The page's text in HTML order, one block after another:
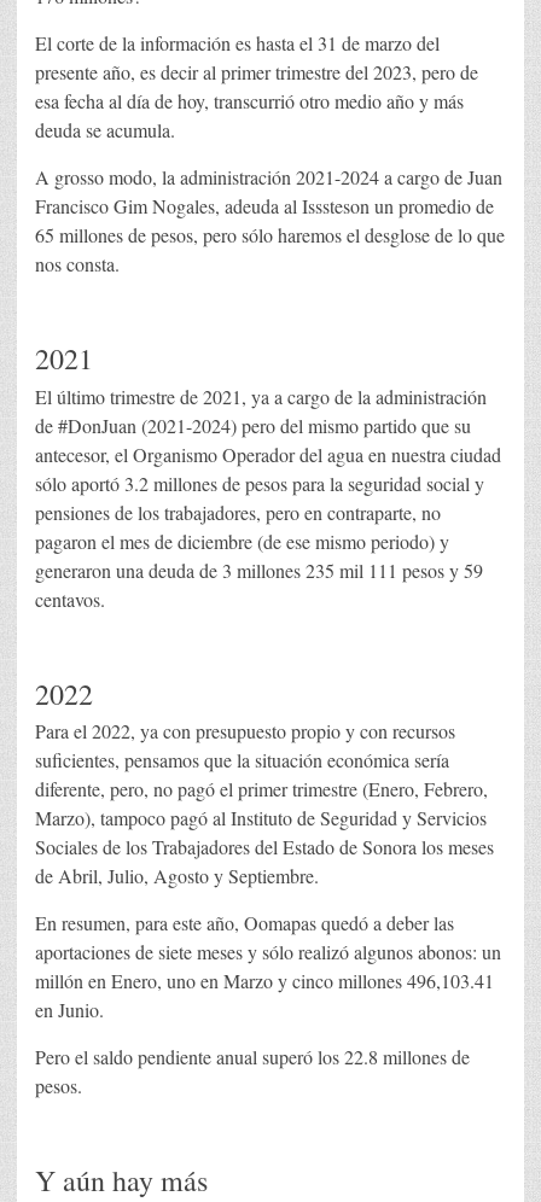
El corte de la información es hasta el 31 de marzo del
presente año, es decir al primer trimestre del 2023, pero de
esa fecha al día de hoy, transcurrió otro medio año y más
deuda se acumula.
A grosso modo, la administración 2021-2024 a cargo de Juan
Francisco Gim Nogales, adeuda al Isssteson un promedio de
65 millones de pesos, pero sólo haremos el desglose de lo que
nos consta.
2021
El último trimestre de 2021, ya a cargo de la administración
de #DonJuan (2021-2024) pero del mismo partido que su
antecesor, el Organismo Operador del agua en nuestra ciudad
sólo aportó 3.2 millones de pesos para la seguridad social y
pensiones de los trabajadores, pero en contraparte, no
pagaron el mes de diciembre (de ese mismo periodo) y
generaron una deuda de 3 millones 235 mil 111 pesos y 59
centavos.
2022
Para el 2022, ya con presupuesto propio y con recursos
suficientes, pensamos que la situación económica sería
diferente, pero, no pagó el primer trimestre (Enero, Febrero,
Marzo), tampoco pagó al Instituto de Seguridad y Servicios
Sociales de los Trabajadores del Estado de Sonora los meses
de Abril, Julio, Agosto y Septiembre.
En resumen, para este año, Oomapas quedó a deber las
aportaciones de siete meses y sólo realizó algunos abonos: un
millón en Enero, uno en Marzo y cinco millones 496,103.41
en Junio.
Pero el saldo pendiente anual superó los 22.8 millones de
pesos.
Y aún hay más